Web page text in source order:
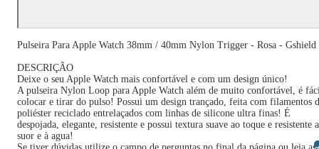
Pulseira Para Apple Watch 38mm / 40mm Nylon Trigger - Rosa - Gshield
DESCRIÇÃO
Deixe o seu Apple Watch mais confortável e com um design único!
A pulseira Nylon Loop para Apple Watch além de muito confortável, é
colocar e tirar do pulso! Possui um design trançado, feita com filamentos
poliéster reciclado entrelaçados com linhas de silicone ultra finas! É
despojada, elegante, resistente e possui textura suave ao toque e resistente
suor e à agua!